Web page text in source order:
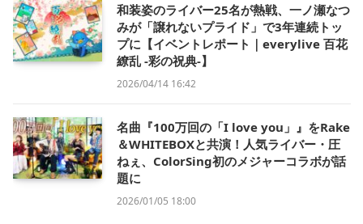
和装姿のライバー25名が熱戦、一ノ瀬なつ
みが「譲れないプライド」で3年連続トッ
プに【イベントレポート｜everylive 百花
繚乱 -彩の祝典-】
2026/04/14 16:42
名曲『100万回の「I love you」』をRake
＆WHITEBOXと共演！人気ライバー・圧
ねぇ、ColorSing初のメジャーコラボが話
題に
2026/01/05 18:00